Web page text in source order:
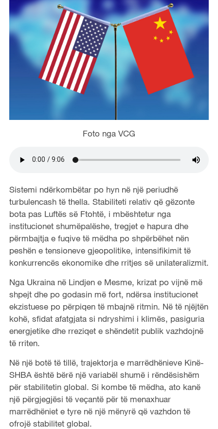
Foto nga VCG
Sistemi ndërkombëtar po hyn në një periudhë
turbulencash të thella. Stabiliteti relativ që gëzonte
bota pas Luftës së Ftohtë, i mbështetur nga
institucionet shumëpalëshe, tregjet e hapura dhe
përmbajtja e fuqive të mëdha po shpërbëhet nën
peshën e tensioneve gjeopolitike, intensifikimit të
konkurrencës ekonomike dhe rritjes së unilateralizmit.
Nga Ukraina në Lindjen e Mesme, krizat po vijnë më
shpejt dhe po godasin më fort, ndërsa institucionet
ekzistuese po përpiqen të mbajnë ritmin. Në të njëjtën
kohë, sfidat afatgjata si ndryshimi i klimës, pasiguria
energjetike dhe rreziqet e shëndetit publik vazhdojnë
të rriten.
Në një botë të tillë, trajektorja e marrëdhënieve Kinë-
SHBA është bërë një variabël shumë i rëndësishëm
për stabilitetin global. Si kombe të mëdha, ato kanë
një përgjegjësi të veçantë për të menaxhuar
marrëdhëniet e tyre në një mënyrë që vazhdon të
ofrojë stabilitet global.